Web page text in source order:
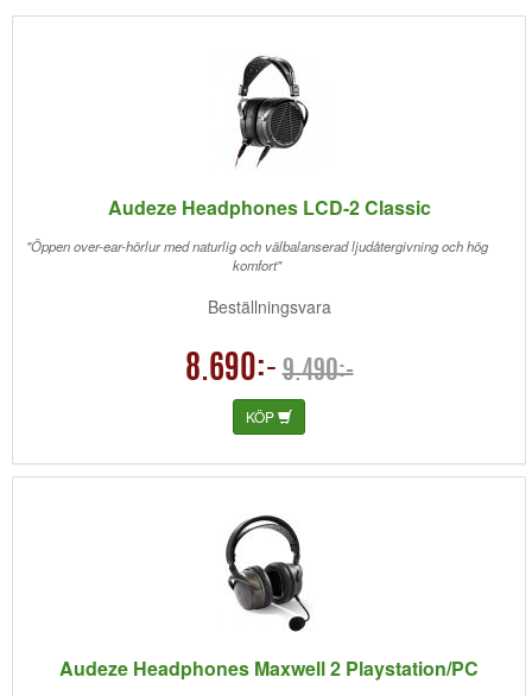
Audeze Headphones LCD-2 Classic
"Öppen over-ear-hörlur med naturlig och välbalanserad ljudåtergivning och hög
komfort"
Beställningsvara
8.690:- 9.490:-
KÖP
Audeze Headphones Maxwell 2 Playstation/PC